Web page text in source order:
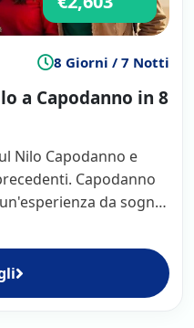
8 Giorni / 7 Notti
a Capodanno in 8
Nilo Capodanno e
Capodanno
da sogno.